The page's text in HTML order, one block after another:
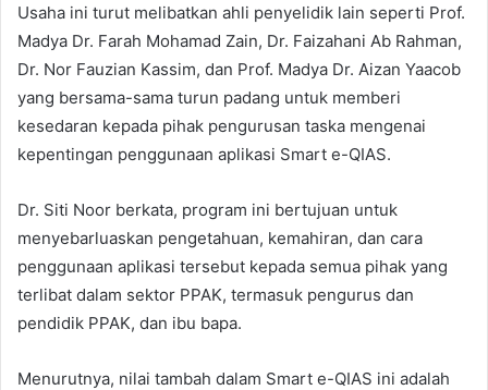
Usaha ini turut melibatkan ahli penyelidik lain seperti Prof.
Madya Dr. Farah Mohamad Zain, Dr. Faizahani Ab Rahman,
Dr. Nor Fauzian Kassim, dan Prof. Madya Dr. Aizan Yaacob
yang bersama-sama turun padang untuk memberi
kesedaran kepada pihak pengurusan taska mengenai
kepentingan penggunaan aplikasi Smart e-QIAS.
Dr. Siti Noor berkata, program ini bertujuan untuk
menyebarluaskan pengetahuan, kemahiran, dan cara
penggunaan aplikasi tersebut kepada semua pihak yang
terlibat dalam sektor PPAK, termasuk pengurus dan
pendidik PPAK, dan ibu bapa.
Menurutnya, nilai tambah dalam Smart e-QIAS ini adalah